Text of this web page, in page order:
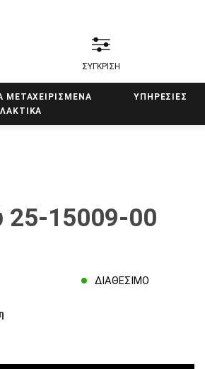
ΣΥΓΚΡΙΣΗ
ΜΕΤΑΧΕΙΡΙΣΜΕΝΑ
ΥΠΗΡΕΣΊΕΣ
25-15009-00
ΔΙΑΘΈΣΙΜΟ